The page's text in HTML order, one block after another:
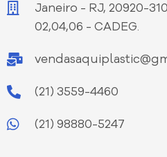
Janeiro - RJ, 20920-
02,04,06 - CADEG.
(21) 3559-4460
(21) 98880-5247